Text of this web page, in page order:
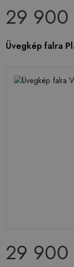
29 900
Üvegkép falra
29 900